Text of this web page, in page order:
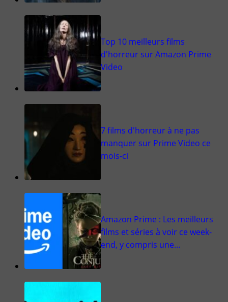
Top 10 meilleurs films
d'horreur sur Amazon Prime
Video
7 films d'horreur à ne pas
manquer sur Prime Video ce
mois-ci
Amazon Prime : Les meilleurs
films et séries à voir ce week-
end, y compris une…